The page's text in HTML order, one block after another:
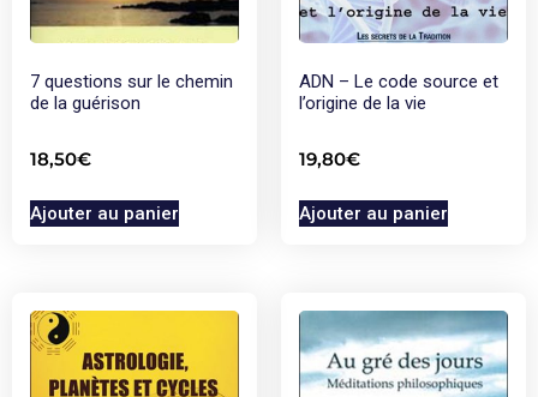
7 questions sur le chemin
de la guérison
18,50€
Ajouter au panier
ADN – Le code source et
l’origine de la vie
19,80€
Ajouter au panier